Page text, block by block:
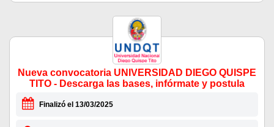
Nueva convocatoria UNIVERSIDAD DIEGO QUISPE
TITO - Descarga las bases, infórmate y postula
Finalizó el 13/03/2025